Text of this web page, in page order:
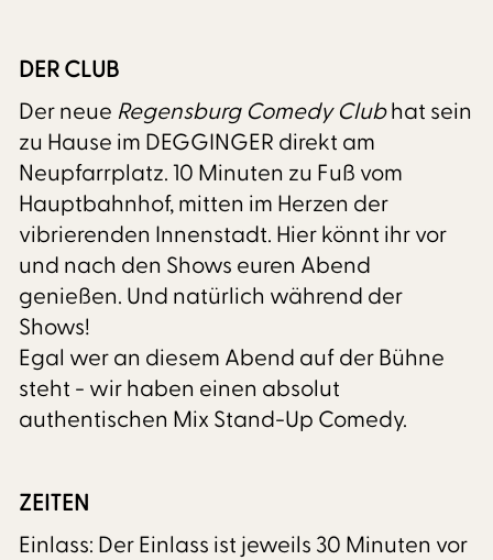
DER CLUB
Der neue Regensburg Comedy Clubhat sein
zu Hause im DEGGINGER direkt am
Neupfarrplatz. 10 Minuten zu Fuß vom
Hauptbahnhof, mitten im Herzen der
vibrierenden Innenstadt. Hier könnt ihr vor
und nach den Shows euren Abend
genießen. Und natürlich während der
Shows!
Egal wer an diesem Abend auf der Bühne
steht - wir haben einen absolut
authentischen Mix Stand-Up Comedy.
ZEITEN
Einlass: Der Einlass ist jeweils 30 Minuten vor